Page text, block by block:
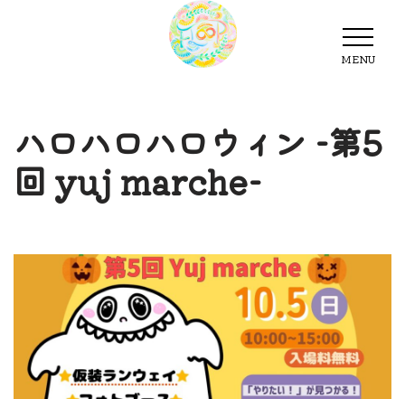
MENU
MENU
ハロハロハロウィン -第5
回 yuj marche-